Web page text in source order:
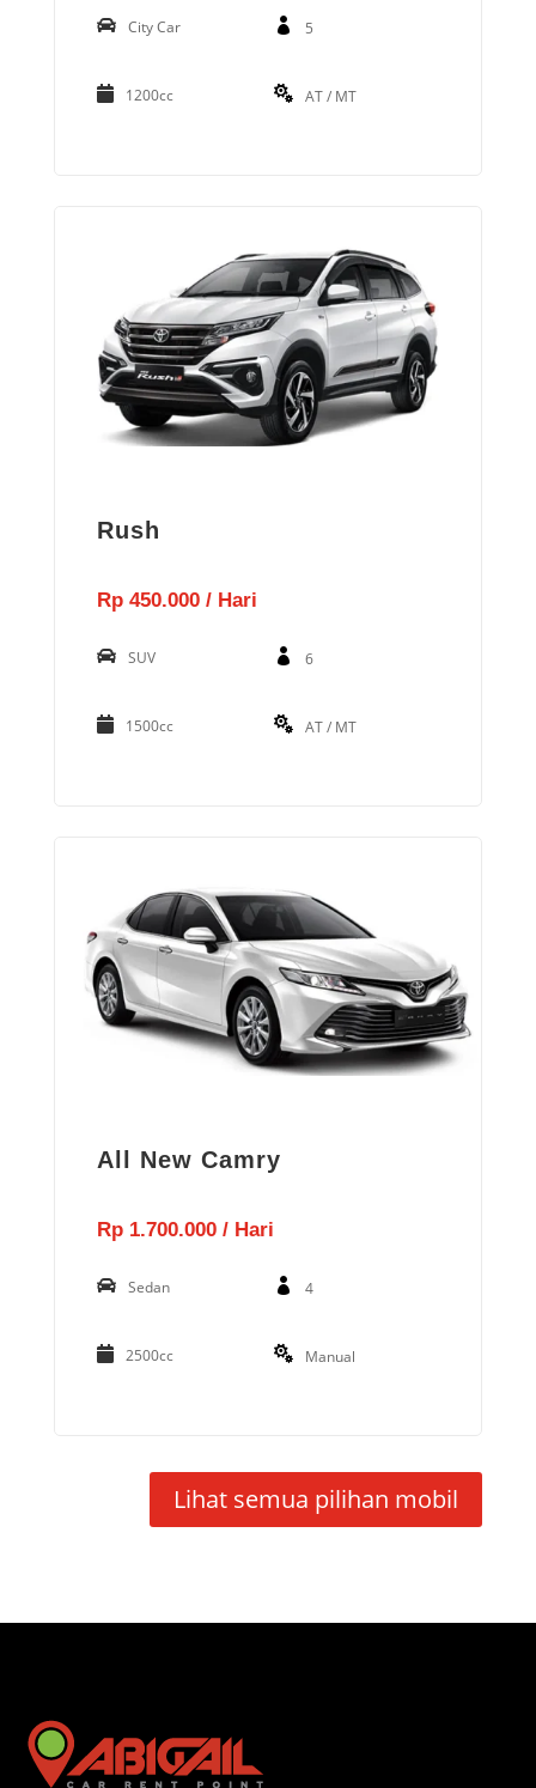
City Car 5
1200cc AT / MT
Rush
Rp 450.000 / Hari
SUV 6
1500cc AT / MT
All New Camry
Rp 1.700.000 / Hari
Sedan 4
2500cc Manual
Lihat semua pilihan mobil